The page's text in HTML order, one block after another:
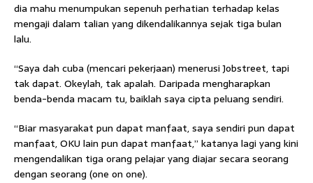
dia mahu menumpukan sepenuh perhatian terhadap kelas
mengaji dalam talian yang dikendalikannya sejak tiga bulan
lalu.
“Saya dah cuba (mencari pekerjaan) menerusi Jobstreet, tapi
tak dapat. Okeylah, tak apalah. Daripada mengharapkan
benda-benda macam tu, baiklah saya cipta peluang sendiri.
“Biar masyarakat pun dapat manfaat, saya sendiri pun dapat
manfaat, OKU lain pun dapat manfaat,” katanya lagi yang kini
mengendalikan tiga orang pelajar yang diajar secara seorang
dengan seorang (one on one).